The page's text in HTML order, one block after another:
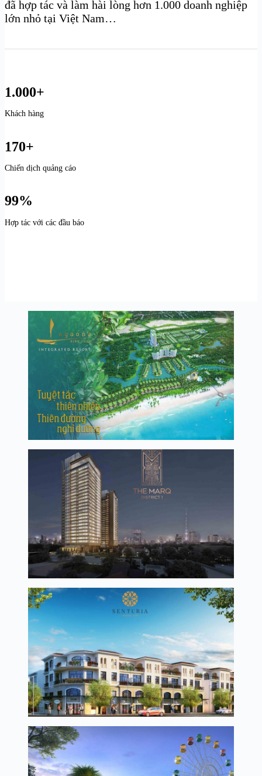
đã hợp tác và làm hài lòng hơn 1.000 doanh nghiệp
lớn nhỏ tại Việt Nam…
1.000+
Khách hàng
170+
Chiến dịch quảng cáo
99%
Hợp tác với các đầu báo